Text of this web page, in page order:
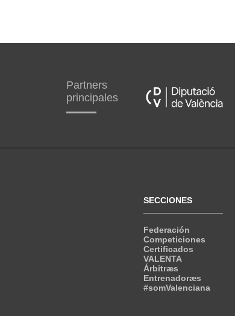
Partners
principales
SECCIONES
Federación
Competiciones
Certificados
VALENTA
Árbitræs
Entrenadoræs
#somValenciana